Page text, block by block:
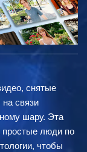
снятые
на связи
шару. Эта
простые люди по
чтобы